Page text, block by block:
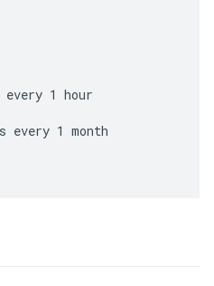
every 1 hour
every 1 month